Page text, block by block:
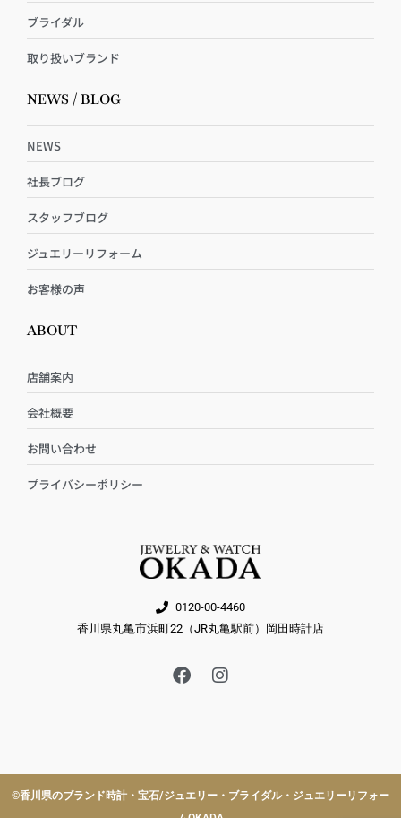
ブライダル
取り扱いブランド
NEWS / BLOG
NEWS
社長ブログ
スタッフブログ
ジュエリーリフォーム
お客様の声
ABOUT
店舗案内
会社概要
お問い合わせ
プライバシーポリシー
0120-00-4460
香川県丸亀市浜町22（JR丸亀駅前）岡田時計店
F
a
o
k
I
n
r
a
m
©︎香川県のブランド時計・宝石/ジュエリー・ブライダル・ジュエリーリフォー